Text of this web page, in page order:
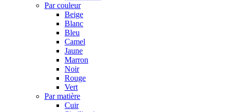
Par couleur
Beige
Blanc
Bleu
Camel
Jaune
Marron
Noir
Rouge
Vert
Par matière
Cuir